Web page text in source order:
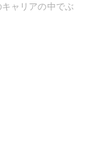
ャリアの中でぶ